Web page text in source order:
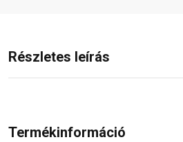
Részletes leírás
Termékinformáció